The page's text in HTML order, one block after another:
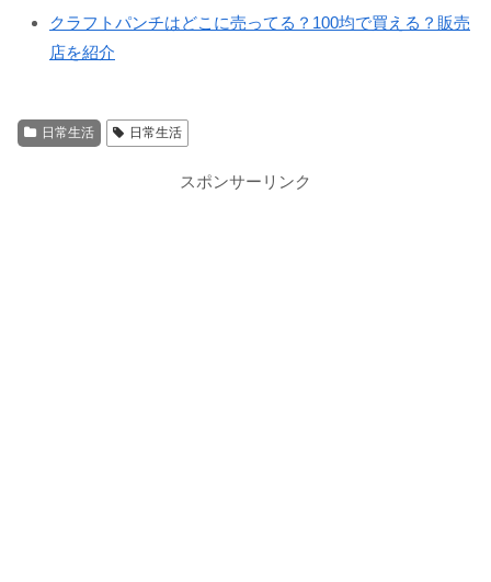
クラフトパンチはどこに売ってる？100均で買える？販売
店を紹介
日常生活 日常生活
スポンサーリンク